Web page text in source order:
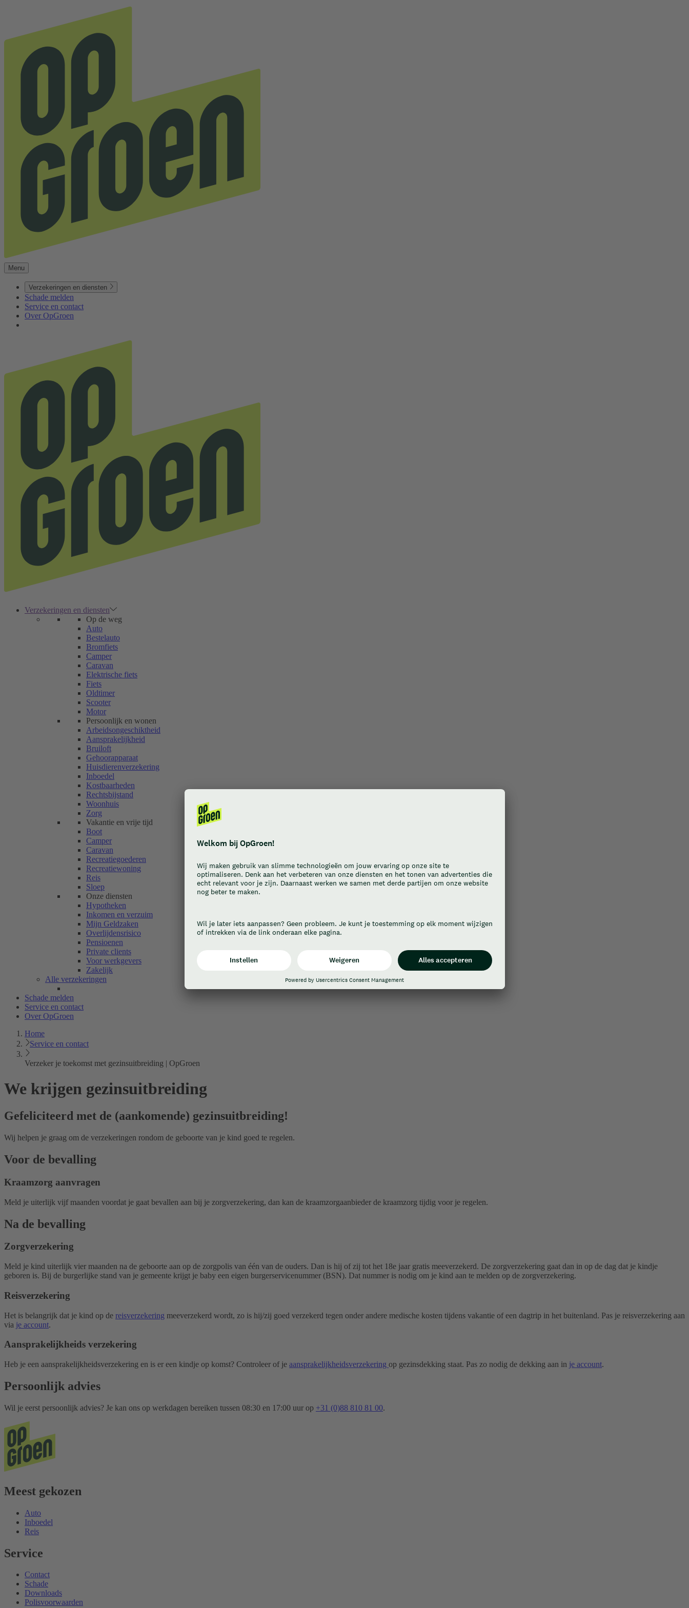
Menu
Verzekeringen en diensten
Schade melden
Service en contact
Over OpGroen
Verzekeringen en diensten
Op de weg
Auto
Bestelauto
Bromfiets
Camper
Caravan
Elektrische fiets
Fiets
Oldtimer
Scooter
Motor
Persoonlijk en wonen
Arbeidsongeschiktheid
Aansprakelijkheid
Bruiloft
Gehoorapparaat
Huisdierenverzekering
Inboedel
Kostbaarheden
Rechtsbijstand
Woonhuis
Zorg
Vakantie en vrije tijd
Boot
Camper
Caravan
Recreatiegoederen
Recreatiewoning
Reis
Sloep
Onze diensten
Hypotheken
Inkomen en verzuim
Mijn Geldzaken
Overlijdensrisico
Pensioenen
Private clients
Voor werkgevers
Zakelijk
Alle verzekeringen
Schade melden
Service en contact
Over OpGroen
Home
Service en contact
Verzeker je toekomst met gezinsuitbreiding | OpGroen
We krijgen gezinsuitbreiding
Gefeliciteerd met de (aankomende) gezinsuitbreiding!
Wij helpen je graag om de verzekeringen rondom de geboorte van je kind goed te regelen.
Voor de bevalling
Kraamzorg aanvragen
Meld je uiterlijk vijf maanden voordat je gaat bevallen aan bij je zorgverzekering, dan kan de kraamzorgaanbieder de kraamzorg tijdig voor je regelen.
Na de bevalling
Zorgverzekering
Meld je kind uiterlijk vier maanden na de geboorte aan op de zorgpolis van één van de ouders. Dan is hij of zij tot het 18e jaar gratis meeverzekerd. De zorgverzekering gaat dan in op de dag dat je kindje
geboren is. Bij de burgerlijke stand van je gemeente krijgt je baby een eigen burgerservicenummer (BSN). Dat nummer is nodig om je kind aan te melden op de zorgverzekering.
Reisverzekering
Het is belangrijk dat je kind op de reisverzekering meeverzekerd wordt, zo is hij/zij goed verzekerd tegen onder andere medische kosten tijdens vakantie of een dagtrip in het buitenland. Pas je reisverzekering aan
via je account.
Aansprakelijkheids verzekering
Heb je een aansprakelijkheidsverzekering en is er een kindje op komst? Controleer of je aansprakelijkheidsverzekering op gezinsdekking staat. Pas zo nodig de dekking aan in je account.
Persoonlijk advies
Wil je eerst persoonlijk advies? Je kan ons op werkdagen bereiken tussen 08:30 en 17:00 uur op +31 (0)88 810 81 00.
Meest gekozen
Auto
Inboedel
Reis
Service
Contact
Schade
Downloads
Polisvoorwaarden